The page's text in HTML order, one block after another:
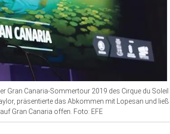
Gran Canaria-Sommertour 2019 des Cirque du Soleil
präsentierte das Abkommen mit Lopesan und ließ
Gran Canaria offen. Foto: EFE